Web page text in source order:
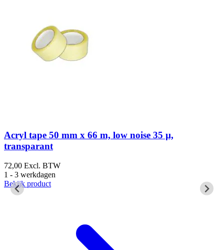
Acryl tape 50 mm x 66 m, low noise 35 µ,
transparant
72,00 Excl. BTW
1 - 3 werkdagen
Bekijk product